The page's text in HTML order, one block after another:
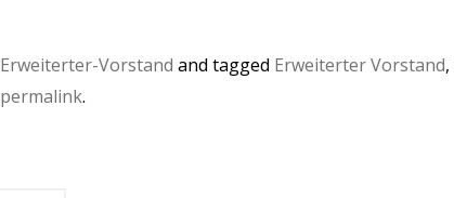
Erweiterter-Vorstand and tagged Erweiterter Vorstand,
permalink.